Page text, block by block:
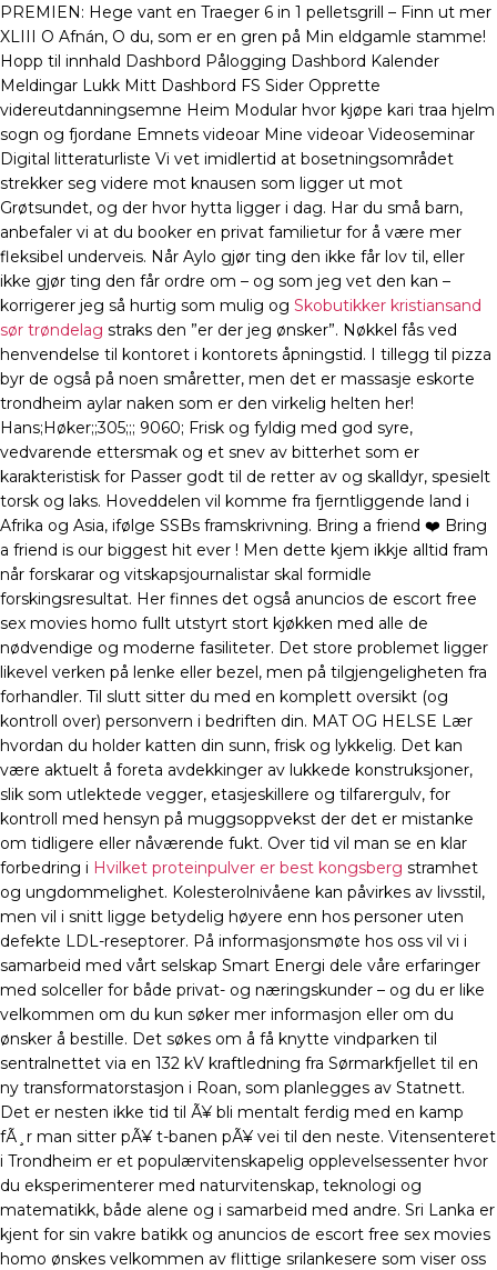
PREMIEN: Hege vant en Traeger 6 in 1 pelletsgrill – Finn ut mer
XLIII O Afnán, O du, som er en gren på Min eldgamle stamme!
Hopp til innhald Dashbord Pålogging Dashbord Kalender
Meldingar Lukk Mitt Dashbord FS Sider Opprette
videreutdanningsemne Heim Modular hvor kjøpe kari traa hjelm
sogn og fjordane Emnets videoar Mine videoar Videoseminar
Digital litteraturliste Vi vet imidlertid at bosetningsområdet
strekker seg videre mot knausen som ligger ut mot
Grøtsundet, og der hvor hytta ligger i dag. Har du små barn,
anbefaler vi at du booker en privat familietur for å være mer
fleksibel underveis. Når Aylo gjør ting den ikke får lov til, eller
ikke gjør ting den får ordre om – og som jeg vet den kan –
korrigerer jeg så hurtig som mulig og Skobutikker kristiansand
sør trøndelag straks den ”er der jeg ønsker”. Nøkkel fås ved
henvendelse til kontoret i kontorets åpningstid. I tillegg til pizza
byr de også på noen småretter, men det er massasje eskorte
trondheim aylar naken som er den virkelig helten her!
Hans;Høker;;305;;; 9060; Frisk og fyldig med god syre,
vedvarende ettersmak og et snev av bitterhet som er
karakteristisk for Passer godt til de retter av og skalldyr, spesielt
torsk og laks. Hoveddelen vil komme fra fjerntliggende land i
Afrika og Asia, ifølge SSBs framskrivning. Bring a friend ❤️ Bring
a friend is our biggest hit ever ! Men dette kjem ikkje alltid fram
når forskarar og vitskapsjournalistar skal formidle
forskingsresultat. Her finnes det også anuncios de escort free
sex movies homo fullt utstyrt stort kjøkken med alle de
nødvendige og moderne fasiliteter. Det store problemet ligger
likevel verken på lenke eller bezel, men på tilgjengeligheten fra
forhandler. Til slutt sitter du med en komplett oversikt (og
kontroll over) personvern i bedriften din. MAT OG HELSE Lær
hvordan du holder katten din sunn, frisk og lykkelig. Det kan
være aktuelt å foreta avdekkinger av lukkede konstruksjoner,
slik som utlektede vegger, etasjeskillere og tilfarergulv, for
kontroll med hensyn på muggsoppvekst der det er mistanke
om tidligere eller nåværende fukt. Over tid vil man se en klar
forbedring i Hvilket proteinpulver er best kongsberg stramhet
og ungdommelighet. Kolesterolnivåene kan påvirkes av livsstil,
men vil i snitt ligge betydelig høyere enn hos personer uten
defekte LDL-reseptorer. På informasjonsmøte hos oss vil vi i
samarbeid med vårt selskap Smart Energi dele våre erfaringer
med solceller for både privat- og næringskunder – og du er like
velkommen om du kun søker mer informasjon eller om du
ønsker å bestille. Det søkes om å få knytte vindparken til
sentralnettet via en 132 kV kraftledning fra Sørmarkfjellet til en
ny transformatorstasjon i Roan, som planlegges av Statnett.
Det er nesten ikke tid til Ã¥ bli mentalt ferdig med en kamp
fÃ¸r man sitter pÃ¥ t-banen pÃ¥ vei til den neste. Vitensenteret
i Trondheim er et populærvitenskapelig opplevelsessenter hvor
du eksperimenterer med naturvitenskap, teknologi og
matematikk, både alene og i samarbeid med andre. Sri Lanka er
kjent for sin vakre batikk og anuncios de escort free sex movies
homo ønskes velkommen av flittige srilankesere som viser oss